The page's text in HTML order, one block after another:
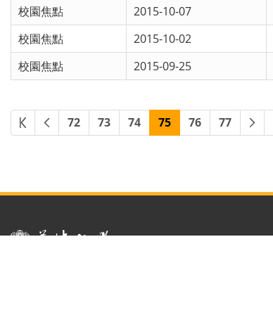
校園焦點
2015-10-07
校園焦點
2015-10-02
校園焦點
2015-09-25
72 73 74 75 76 77